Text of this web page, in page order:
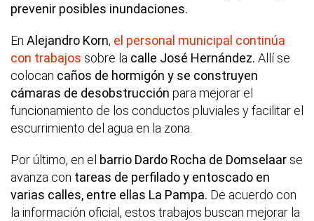
prevenir posibles inundaciones.
En Alejandro Korn, el personal municipal continúa
con trabajos sobre la calle José Hernández. Allí se
colocan caños de hormigón y se construyen
cámaras de desobstrucción para mejorar el
funcionamiento de los conductos pluviales y facilitar el
escurrimiento del agua en la zona.
Por último, en el barrio Dardo Rocha de Domselaar se
avanza con tareas de perfilado y entoscado en
varias calles, entre ellas La Pampa. De acuerdo con
la información oficial, estos trabajos buscan mejorar la